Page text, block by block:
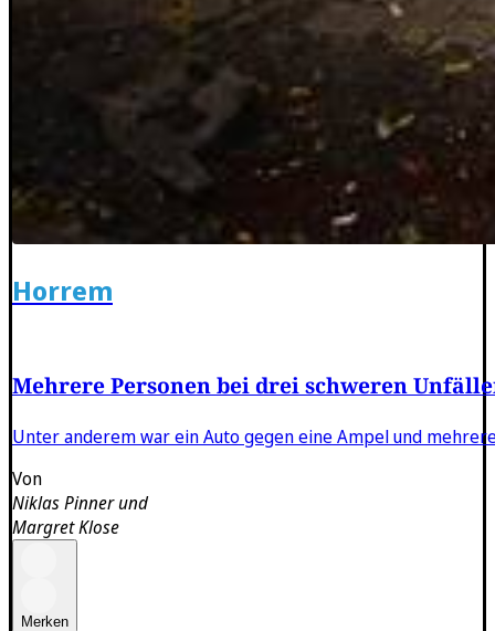
Horrem
Mehrere Personen bei drei schweren
Unter anderem war ein Auto gegen eine Ampel und
Von
Niklas Pinnerund
Margret Klose
Merken